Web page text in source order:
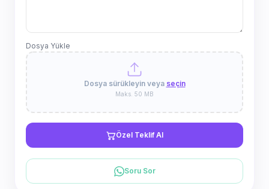
Dosya Yükle
Dosya sürükleyin veya seçin
Maks. 50 MB
Özel Teklif Al
Soru Sor